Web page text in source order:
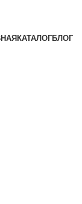
КАТАЛОГБЛОГ